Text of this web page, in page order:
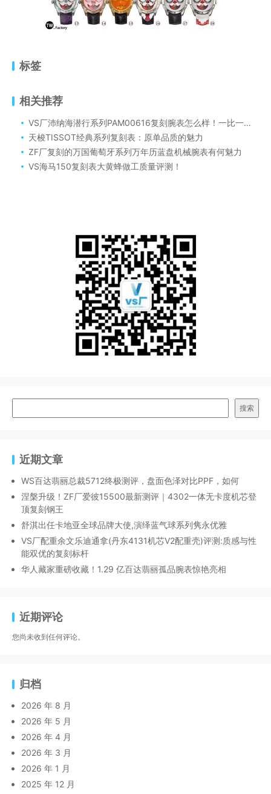
标签
相关推荐
VS厂沛纳海潜行系列PAM00616复刻腕表怎么样！一比一名表复刻沛纳海616官网评测
天梭TISSOT经典系列复刻表：原单品质的魅力
ZF厂复刻的万国葡萄牙系列万年历蓝盘机械腕表有何魅力
VS海马150复刻表大黄蜂做工质量评测！
搜索
近期文章
WS百达翡丽总裁5712终极测评，盘面色泽对比PPF，如何
涅槃升级！ZF厂爱彼15500最新测评｜4302一体无卡度机芯登
顶复刻钢王
舒淇出任卡地亚全球品牌大使,演绎蓝气球系列隽永优雅
VS厂配重余文乐迪通拿(丹东4131机芯V2配重壳)评测:质感与性
能双优的复刻标杆
华人藏家重磅收藏！1.29 亿百达翡丽孤品腕表惊艳亮相
近期评论
您尚未收到任何评论。
归档
2026 年 8 月
2026 年 5 月
2026 年 4 月
2026 年 3 月
2026 年 1 月
2025 年 12 月